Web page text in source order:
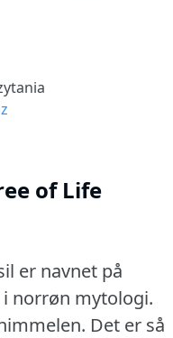
of Life
er navnet på
norrøn mytologi.
Det er så